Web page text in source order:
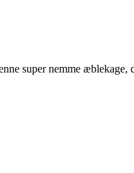
super nemme